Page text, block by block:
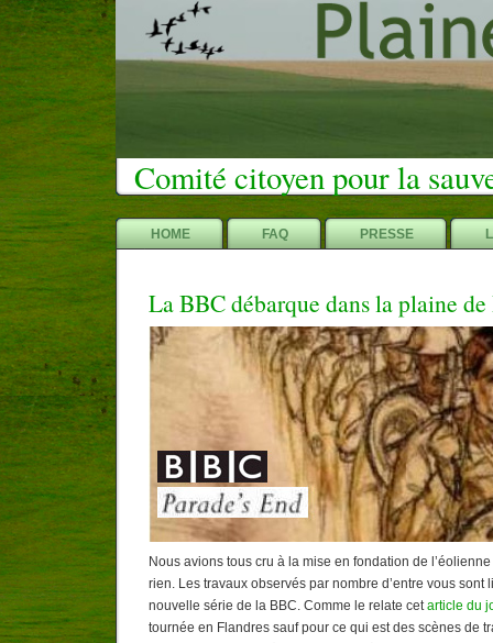
Comité citoyen pour la
HOME FAQ PRESSE
La BBC débarque dans la plaine
Nous avions tous cru à la mise en fondation de
rien. Les travaux observés par nombre d’entre vous sont
nouvelle série de la BBC. Comme le relate cetarticle du
tournée en Flandres sauf pour ce qui est des scènes de